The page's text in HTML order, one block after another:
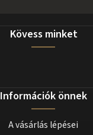
Kövess minket
Információk önnek
A vásárlás lépései